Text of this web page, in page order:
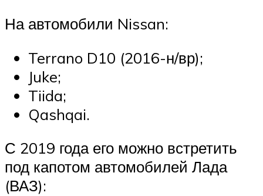
На автомобили Nissan:
Terrano D10 (2016-н/вр);
Juke;
Tiida;
Qashqai.
С 2019 года его можно встретить
под капотом автомобилей Лада
(ВАЗ):